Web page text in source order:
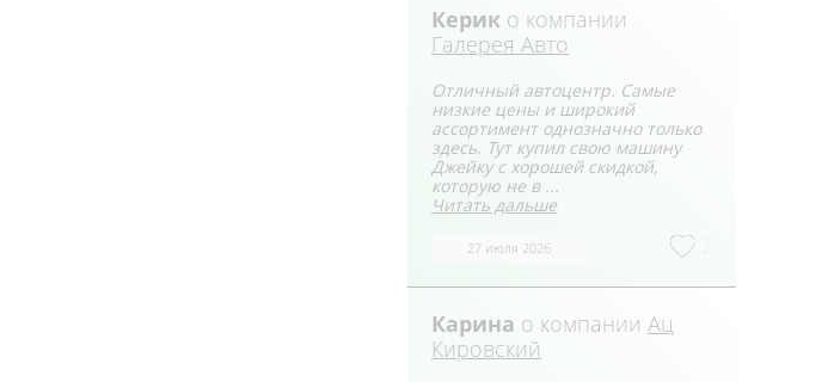
Керик о компании
Галерея Авто
Отличный автоцентр. Самые
низкие цены и широкий
ассортимент однозначно только
здесь. Тут купил свою машину
Джейку с хорошей скидкой,
которую не в ...
Читать дальше
27 июля 2026
Карина о компании Ац
Кировский